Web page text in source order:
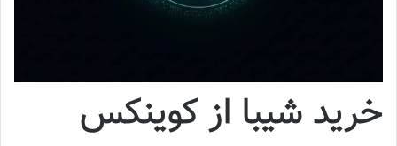
خرید شیبا از کوینکس